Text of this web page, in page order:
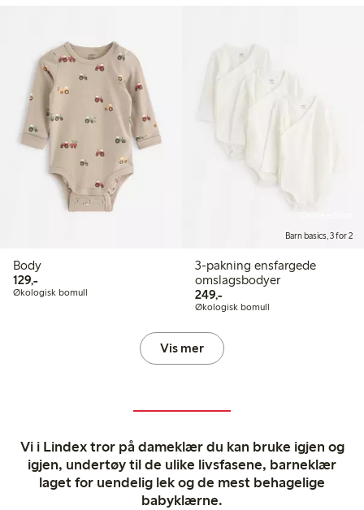
Body
129,-129,00 kr
Økologisk bomull
Barn basics, 3 for 2
3-pakning ensfargede
omslagsbodyer
249,-249,00 kr
Økologisk bomull
Vis mer
Vi i Lindex tror på dameklær du kan bruke igjen og
igjen, undertøy til de ulike livsfasene, barneklær
laget for uendelig lek og de mest behagelige
babyklærne.